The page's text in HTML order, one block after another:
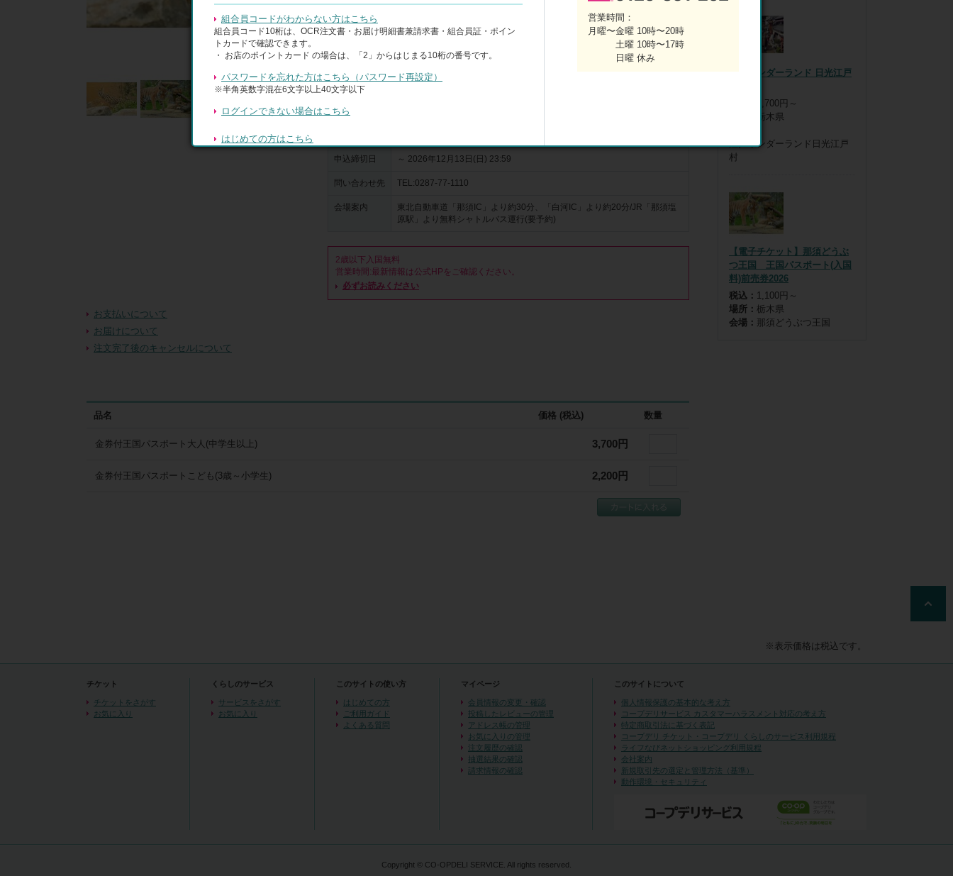
王国内の売店・レストラン・エサやり体験(規定量に達し次第終了)で使える1,200円の金
券となります。
※王国パスポート(入国料)当日窓口価格:大人(中学生以上)2,900円　こども(3歳～小学生)
場所
会場
申込締切日 ～ 2026年12月13日(日) 23:59
問い合わせ先 TEL:0287-77-1110
会場案内
東北自動車道「那須IC」より約30分、「白河IC」より約20分/JR「那須塩
原駅」より無料シャトルバス運行(要予約)
2歳以下入国無料
営業時間:最新情報は公式HPをご確認ください。
休園日:最新情報は公式HPをご確認ください。
必ずお読みください
お支払いについて
お届けについて
注文完了後のキャンセルについて
品名 価格 (税込) 数量
金券付王国パスポート大人(中学生以上) 3,700円
金券付王国パスポートこども(3歳～小学生) 2,200円
江戸ワンダーランド 日光江戸
2,700円～
栃木県
江戸ワンダーランド日光江戸
村
【電子チケット】那須どうぶ
つ王国 王国パスポート(入国
料)前売券2026
税込： 1,100円～
場所： 栃木県
会場： 那須どうぶつ王国
※表示価格は税込です。
チケット
チケットをさがす
お気に入り
くらしのサービス
サービスをさがす
お気に入り
このサイトの使い方
はじめての方
ご利用ガイド
よくある質問
マイページ
会員情報の変更・確認
投稿したレビューの管理
アドレス帳の管理
お気に入りの管理
注文履歴の確認
抽選結果の確認
請求情報の確認
このサイトについて
個人情報保護の基本的な考え方
コープデリサービス カスタマーハラスメント対応の考え方
特定商取引法に基づく表記
コープデリ チケット・コープデリ くらしのサービス利用規程
ライフなびネットショッピング利用規程
会社案内
新規取引先の選定と管理方法（基準）
動作環境・セキュリティ
Copyright © CO-OPDELI SERVICE. All rights reserved.
組合員コードがわからない方はこちら
組合員コード10桁は、OCR注文書・お届け明細書兼請求書・組合員証・ポイン
トカードで確認できます。
・ お店のポイントカード の場合は、「2」からはじまる10桁の番号です。
パスワードを忘れた方はこちら（パスワード再設定）
※半角英数字混在6文字以上40文字以下
ログインできない場合はこちら
はじめての方はこちら
営業時間：
月曜〜金曜 10時〜20時
土曜 10時〜17時
日曜 休み